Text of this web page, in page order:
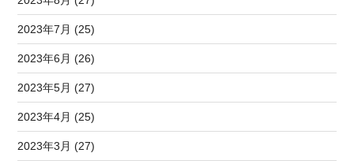
2023年7月 (25)
2023年6月 (26)
2023年5月 (27)
2023年4月 (25)
2023年3月 (27)